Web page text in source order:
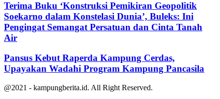
Terima Buku ‘Konstruksi Pemikiran Geopolitik
Soekarno dalam Konstelasi Dunia’, Buleks: Ini
Pengingat Semangat Persatuan dan Cinta Tanah
Air
Pansus Kebut Raperda Kampung Cerdas,
Upayakan Wadahi Program Kampung Pancasila
@2021 - kampungberita.id. All Right Reserved.